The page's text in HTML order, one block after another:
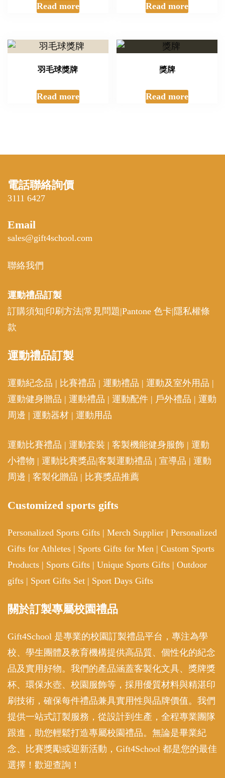
Read more Read more
羽毛球獎牌
Read more
獎牌
Read more
電話聯絡詢價
3111 6427
Email
sales@gift4school.com
聯絡我們
運動禮品訂製
訂購須知|印刷方法|常見問題|Pantone 色卡| 隱私權條
款
運動禮品訂製
運動紀念品 | 比賽禮品 | 運動禮品 | 運動及室外用品 |
運動健身贈品 | 運動禮品 | 運動配件 | 戶外禮品 | 運動
周邊 | 運動器材 | 運動用品
運動比賽禮品 | 運動套裝 | 客製機能健身服飾 | 運動
小禮物 | 運動比賽獎品|客製運動禮品 | 宣導品 | 運動
周邊 | 客製化贈品 | 比賽獎品推薦
Customized sports gifts
Personalized Sports Gifts | Merch Supplier | Personalized
Gifts for Athletes | Sports Gifts for Men | Custom Sports
Products | Sports Gifts | Unique Sports Gifts | Outdoor
gifts | Sport Gifts Set | Sport Days Gifts
關於訂製專屬校園禮品
Gift4School 是專業的校園訂製禮品平台，專注為學
校、學生團體及教育機構提供高品質、個性化的紀念
品及實用好物。我們的產品涵蓋客製化文具、獎牌獎
杯、環保水壺、校園服飾等，採用優質材料與精湛印
刷技術，確保每件禮品兼具實用性與品牌價值。我們
提供一站式訂製服務，從設計到生產，全程專業團隊
跟進，助您輕鬆打造專屬校園禮品。無論是畢業紀
念、比賽獎勵或迎新活動，Gift4School 都是您的最佳
選擇！歡迎查詢！